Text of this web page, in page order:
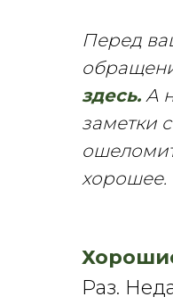
Перед
здесь. А
заметки
хорошее.
Раз.